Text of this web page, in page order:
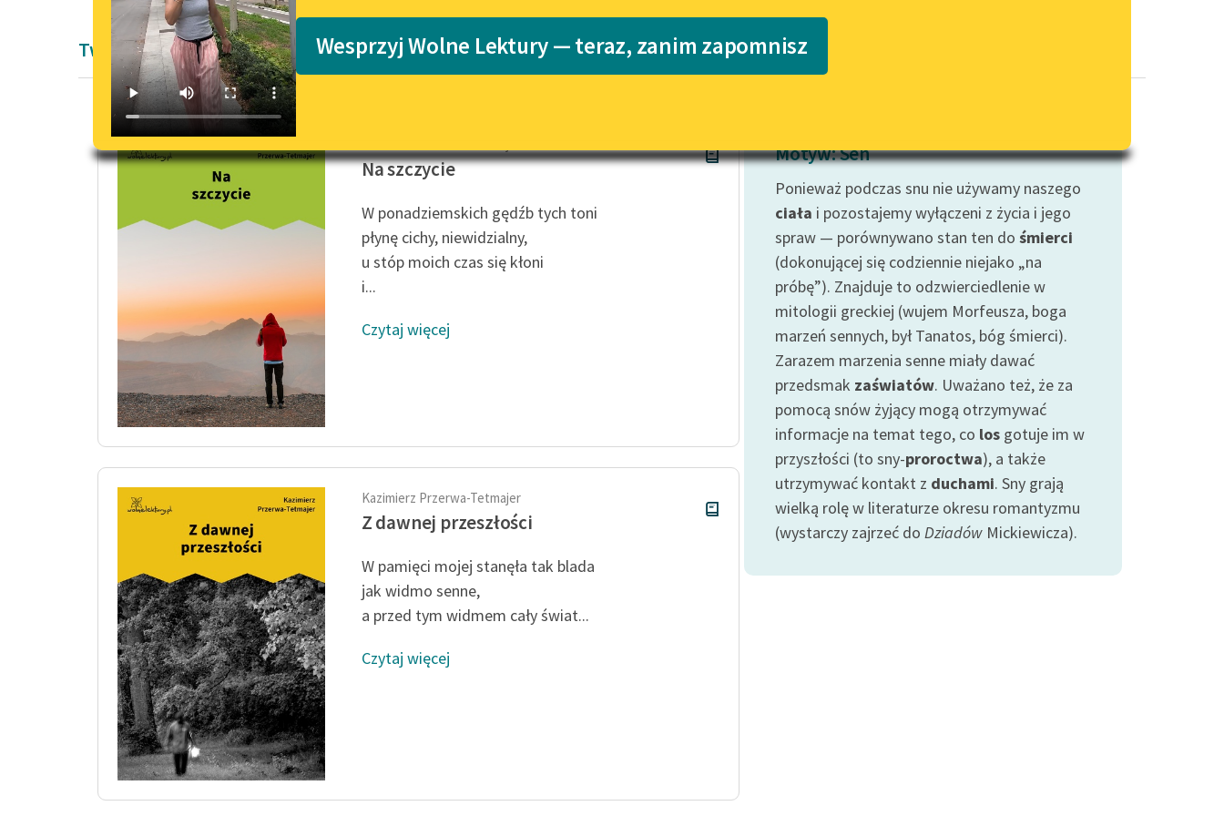
niepełnosprawnościami
literatury do słuchania dla
uczennic i uczniów z
niepełnosprawnościami
Feministyczne inspiracje.
Szkoła Poezji Wolnych Lektur
Katalog
Katalog w formacie PDF
wrażliwych
Deklaracja dostępności
Wesprzyj Wolne Lektury — teraz, zanim zapomnisz
Twórczość Kazimierza Przerwy-Tetmajera
Na szczycie
W ponadziemskich gędźb tych toni
płynę cichy, niewidzialny,
u stóp moich czas się kłoni
i...
Czytaj więcej
Kazimierz Przerwa-Tetmajer
Z dawnej przeszłości
W pamięci mojej stanęła tak blada
jak widmo senne,
a przed tym widmem cały świat...
Czytaj więcej
Motyw: Sen
Ponieważ podczas snu nie używamy naszego
ciała i pozostajemy wyłączeni z życia i jego
spraw — porównywano stan ten do śmierci
(dokonującej się codziennie niejako „na
próbę”). Znajduje to odzwierciedlenie w
mitologii greckiej (wujem Morfeusza, boga
marzeń sennych, był Tanatos, bóg śmierci).
Zarazem marzenia senne miały dawać
przedsmak zaświatów. Uważano też, że za
pomocą snów żyjący mogą otrzymywać
informacje na temat tego, co los gotuje im w
przyszłości (to sny-proroctwa), a także
utrzymywać kontakt z duchami. Sny grają
wielką rolę w literaturze okresu romantyzmu
(wystarczy zajrzeć do Dziadów Mickiewicza).